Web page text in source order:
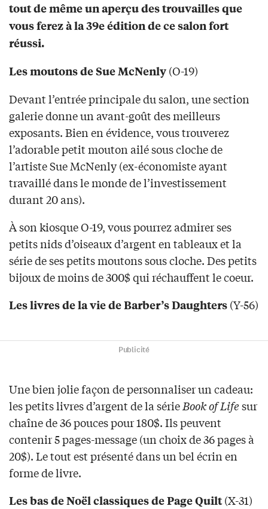
tout de même un aperçu des trouvailles que
vous ferez à la 39e édition de ce salon fort
réussi.
Les moutons de Sue McNenly (O-19)
Devant l’entrée principale du salon, une section
galerie donne un avant-goût des meilleurs
exposants. Bien en évidence, vous trouverez
l’adorable petit mouton ailé sous cloche de
l’artiste Sue McNenly (ex-économiste ayant
travaillé dans le monde de l’investissement
durant 20 ans).
À son kiosque O-19, vous pourrez admirer ses
petits nids d’oiseaux d’argent en tableaux et la
série de ses petits moutons sous cloche. Des petits
bijoux de moins de 300$ qui réchauffent le coeur.
Les livres de la vie de Barber’s Daughters (Y-56)
Publicité
Une bien jolie façon de personnaliser un cadeau:
les petits livres d’argent de la sérieBook of Lifesur
chaîne de 36 pouces pour 180$. Ils peuvent
contenir 5 pages-message (un choix de 36 pages à
20$). Le tout est présenté dans un bel écrin en
forme de livre.
Les bas de Noël classiques de Page Quilt(X-31)